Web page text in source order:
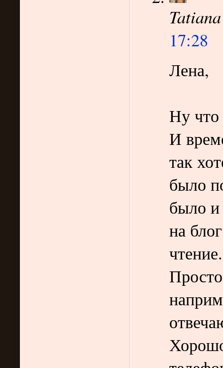
17:28
Лена,
Ну
И
так
было
было
на